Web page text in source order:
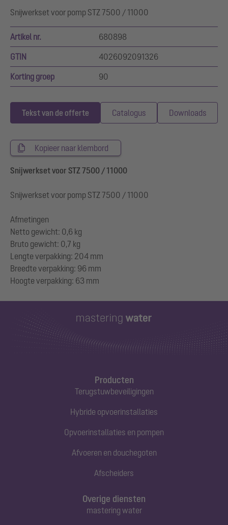
Snijwerkset voor pomp STZ 7500 / 11000
Artikel nr. 680898
GTIN 4026092091326
Korting groep 90
Tekst van de offerte Catalogus Downloads
Kopieer naar klembord
Snijwerkset voor STZ 7500 / 11000
Snijwerkset voor pomp STZ 7500 / 11000
Afmetingen
Netto gewicht: 0,6 kg
Bruto gewicht: 0,7 kg
Lengte verpakking: 204 mm
Breedte verpakking: 96 mm
Producten
Terugstuwbeveiligingen
Hybride opvoerinstallaties
Opvoerinstallaties en pompen
Afvoeren en douchegoten
Afscheiders
Overige diensten
mastering water